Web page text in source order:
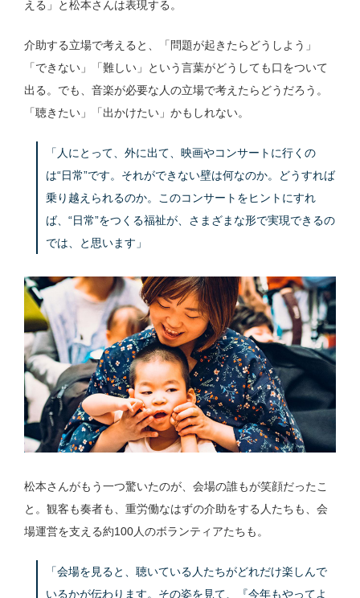
える」と松本さんは表現する。
介助する立場で考えると、「問題が起きたらどうしよう」
「できない」「難しい」という言葉がどうしても口をついて
出る。でも、音楽が必要な人の立場で考えたらどうだろう。
「聴きたい」「出かけたい」かもしれない。
「人にとって、外に出て、映画やコンサートに行くの
は“日常”です。それができない壁は何なのか。どうすれば
乗り越えられるのか。このコンサートをヒントにすれ
ば、“日常”をつくる福祉が、さまざまな形で実現できるの
では、と思います」
松本さんがもう一つ驚いたのが、会場の誰もが笑顔だったこ
と。観客も奏者も、重労働なはずの介助をする人たちも、会
場運営を支える約100人のボランティアたちも。
「会場を見ると、聴いている人たちがどれだけ楽しんで
いるかが伝わります。その姿を見て、『今年もやってよ